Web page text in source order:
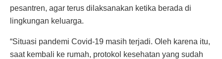
pesantren, agar terus dilaksanakan ketika berada di
lingkungan keluarga.
“Situasi pandemi Covid-19 masih terjadi. Oleh karena itu,
saat kembali ke rumah, protokol kesehatan yang sudah